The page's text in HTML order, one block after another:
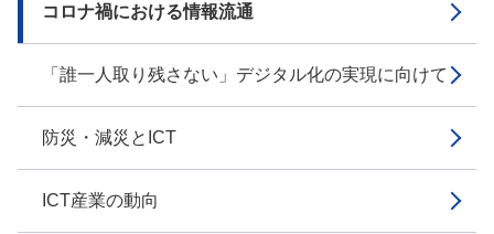
コロナ禍における情報流通
「誰一人取り残さない」デジタル化の実現に向けて
防災・減災とICT
ICT産業の動向